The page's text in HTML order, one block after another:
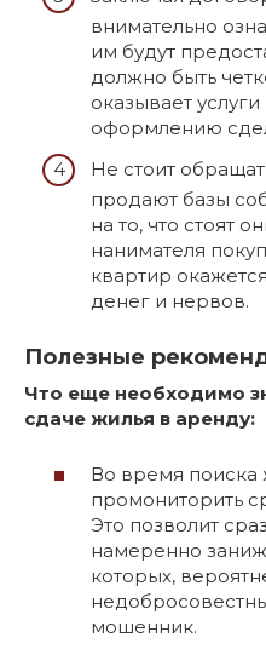
внимательно
им будут
должно быть
оказывает
оформлению
Не стоит
продают базы
на то, что стоят
нанимателя
квартир
денег и нервов.
Полезные
Что еще необходимо
сдаче жилья в аренду:
Во время поиска
промониторить
Это позволит
намеренно
которых,
мошенник.